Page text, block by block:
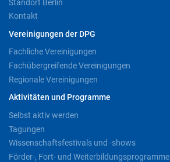
Standort Berlin
Kontakt
Vereinigungen der DPG
Fachliche Vereinigungen
Fachübergreifende Vereinigungen
Regionale Vereinigungen
Aktivitäten und Programme
Selbst aktiv werden
Tagungen
Wissenschaftsfestivals und -shows
Förder-, Fort- und Weiterbildungsprogramme